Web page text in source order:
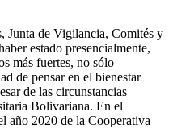
Junta de Vigilancia, Comités y
estado presencialmente,
más fuertes, no sólo
de pensar en el bienestar
de las circunstancias
Bolivariana. En el
año 2020 de la Cooperativa